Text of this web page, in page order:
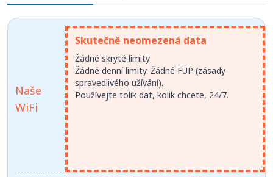
Naše
WiFi
Skutečně neomezená data
Žádné skryté limity
Žádné denní limity. Žádné FUP (zásady
spravedlivého užívání).
Používejte tolik dat, kolik chcete, 24/7.